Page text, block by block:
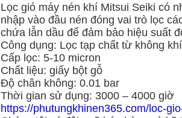
Lọc gió máy nén khí Mitsui Seiki có
nhập vào đầu nén đóng vai trò lọc
chứa lẫn dầu để đảm bảo hiệu suất
Công dụng: Lọc tạp chất từ không
Cấp lọc: 5-10 micron
Chất liệu: giấy bột gỗ
Độ chân không: 0.01 bar
Thời gian sử dụng: 3000 – 4000 giờ
https://phutungkhinen365.com/loc-